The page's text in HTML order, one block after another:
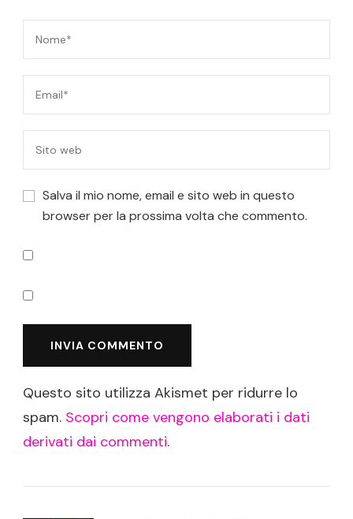
Salva il mio nome, email e sito web in questo
browser per la prossima volta che commento.
Questo sito utilizza Akismet per ridurre lo
spam. Scopri come vengono elaborati i dati
derivati dai commenti.